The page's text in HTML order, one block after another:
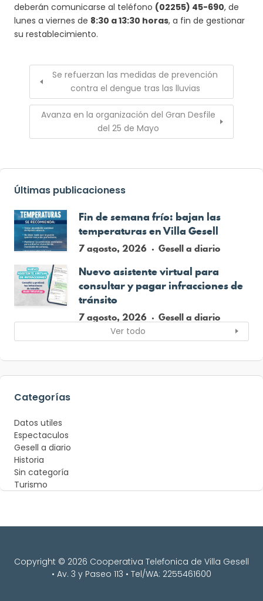
deberán comunicarse al teléfono (02255) 45-690, de
lunes a viernes de 8:30 a 13:30 horas, a fin de gestionar
su restablecimiento.
Se refuerzan las medidas de prevención
contra el dengue tras las lluvias
Avanza en la organización del Gran Desfile
del 25 de Mayo
Últimas publicacioness
Fin de semana frío: bajan las
temperaturas en Villa Gesell
7 agosto, 2026 Gesell a diario
Nuevo asistente virtual para
consultar y pagar infracciones de
tránsito
7 agosto, 2026 Gesell a diario
Ver todo
Categorías
Datos utiles
Espectaculos
Gesell a diario
Historia
Sin categoría
Turismo
Copyright © 2026 Cooperativa Telefonica de Villa Gesell
• Av. 3 y Paseo 113 • Tel/WA: 2255461600